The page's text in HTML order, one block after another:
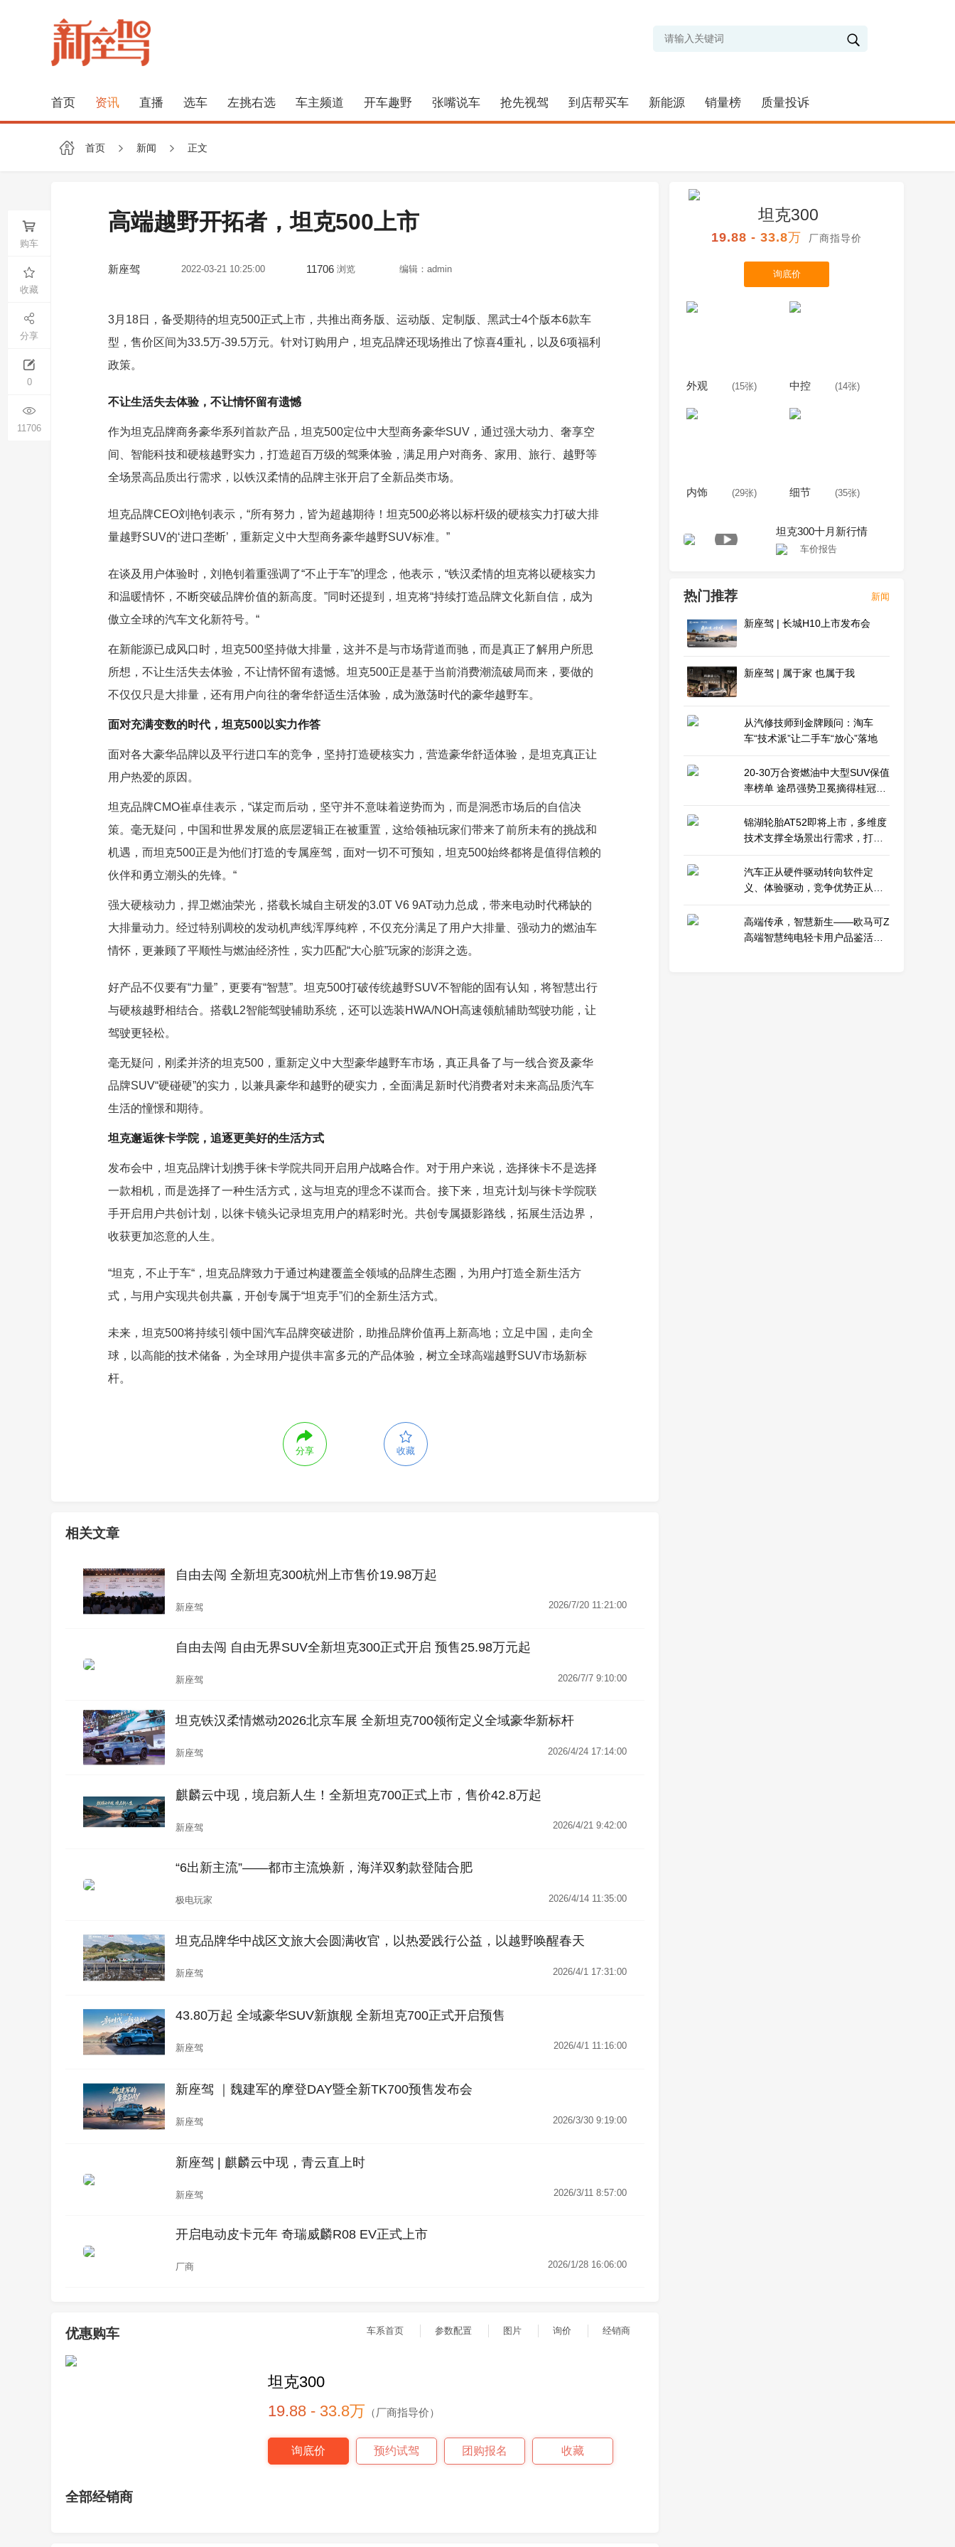
首页 资讯 直播 选车 左挑右选 车主频道 开车趣野 张嘴说车 抢先视驾 到店帮买车 新能源 销量榜 质量投诉
首页 新闻 正文
高端越野开拓者，坦克500上市
新座驾 2022-03-21 10:25:00 11706 浏览 编辑：admin
购车
收藏
分享
0
11706
3月18日，备受期待的坦克500正式上市，共推出商务版、运动版、定制版、黑武士4个版本6款车
型，售价区间为33.5万-39.5万元。针对订购用户，坦克品牌还现场推出了惊喜4重礼，以及6项福利
政策。
不让生活失去体验，不让情怀留有遗憾
作为坦克品牌商务豪华系列首款产品，坦克500定位中大型商务豪华SUV，通过强大动力、奢享空
间、智能科技和硬核越野实力，打造超百万级的驾乘体验，满足用户对商务、家用、旅行、越野等
全场景高品质出行需求，以铁汉柔情的品牌主张开启了全新品类市场。
坦克品牌CEO刘艳钊表示，“所有努力，皆为超越期待！坦克500必将以标杆级的硬核实力打破大排
量越野SUV的‘进口垄断’，重新定义中大型商务豪华越野SUV标准。”
在谈及用户体验时，刘艳钊着重强调了“不止于车”的理念，他表示，“铁汉柔情的坦克将以硬核实力
和温暖情怀，不断突破品牌价值的新高度。”同时还提到，坦克将“持续打造品牌文化新自信，成为
傲立全球的汽车文化新符号。“
在新能源已成风口时，坦克500坚持做大排量，这并不是与市场背道而驰，而是真正了解用户所思
所想，不让生活失去体验，不让情怀留有遗憾。坦克500正是基于当前消费潮流破局而来，要做的
不仅仅只是大排量，还有用户向往的奢华舒适生活体验，成为激荡时代的豪华越野车。
面对充满变数的时代，坦克500以实力作答
面对各大豪华品牌以及平行进口车的竞争，坚持打造硬核实力，营造豪华舒适体验，是坦克真正让
用户热爱的原因。
坦克品牌CMO崔卓佳表示，“谋定而后动，坚守并不意味着逆势而为，而是洞悉市场后的自信决
策。毫无疑问，中国和世界发展的底层逻辑正在被重置，这给领袖玩家们带来了前所未有的挑战和
机遇，而坦克500正是为他们打造的专属座驾，面对一切不可预知，坦克500始终都将是值得信赖的
伙伴和勇立潮头的先锋。“
强大硬核动力，捍卫燃油荣光，搭载长城自主研发的3.0T V6 9AT动力总成，带来电动时代稀缺的
大排量动力。经过特别调校的发动机声线浑厚纯粹，不仅充分满足了用户大排量、强动力的燃油车
情怀，更兼顾了平顺性与燃油经济性，实力匹配“大心脏”玩家的澎湃之选。
好产品不仅要有“力量”，更要有“智慧”。坦克500打破传统越野SUV不智能的固有认知，将智慧出行
与硬核越野相结合。搭载L2智能驾驶辅助系统，还可以选装HWA/NOH高速领航辅助驾驶功能，让
驾驶更轻松。
毫无疑问，刚柔并济的坦克500，重新定义中大型豪华越野车市场，真正具备了与一线合资及豪华
品牌SUV“硬碰硬”的实力，以兼具豪华和越野的硬实力，全面满足新时代消费者对未来高品质汽车
生活的憧憬和期待。
坦克邂逅徕卡学院，追逐更美好的生活方式
发布会中，坦克品牌计划携手徕卡学院共同开启用户战略合作。对于用户来说，选择徕卡不是选择
一款相机，而是选择了一种生活方式，这与坦克的理念不谋而合。接下来，坦克计划与徕卡学院联
手开启用户共创计划，以徕卡镜头记录坦克用户的精彩时光。共创专属摄影路线，拓展生活边界，
收获更加恣意的人生。
“坦克，不止于车“，坦克品牌致力于通过构建覆盖全领域的品牌生态圈，为用户打造全新生活方
式，与用户实现共创共赢，开创专属于“坦克手”们的全新生活方式。
未来，坦克500将持续引领中国汽车品牌突破进阶，助推品牌价值再上新高地；立足中国，走向全
球，以高能的技术储备，为全球用户提供丰富多元的产品体验，树立全球高端越野SUV市场新标
杆。
分享 收藏
相关文章
自由去闯 全新坦克300杭州上市售价19.98万起
新座驾 2026/7/20 11:21:00
自由去闯 自由无界SUV全新坦克300正式开启 预售25.98万元起
新座驾 2026/7/7 9:10:00
坦克铁汉柔情燃动2026北京车展 全新坦克700领衔定义全域豪华新标杆
新座驾 2026/4/24 17:14:00
麒麟云中现，境启新人生！全新坦克700正式上市，售价42.8万起
新座驾 2026/4/21 9:42:00
“6出新主流”——都市主流焕新，海洋双豹款登陆合肥
极电玩家 2026/4/14 11:35:00
坦克品牌华中战区文旅大会圆满收官，以热爱践行公益，以越野唤醒春天
新座驾 2026/4/1 17:31:00
43.80万起 全域豪华SUV新旗舰 全新坦克700正式开启预售
新座驾 2026/4/1 11:16:00
新座驾 ｜魏建军的摩登DAY暨全新TK700预售发布会
新座驾 2026/3/30 9:19:00
新座驾 | 麒麟云中现，青云直上时
新座驾 2026/3/11 8:57:00
开启电动皮卡元年 奇瑞威麟R08 EV正式上市
厂商 2026/1/28 16:06:00
优惠购车 车系首页 参数配置 图片 询价 经销商
坦克300
19.88 - 33.8万 （厂商指导价）
询底价 预约试驾 团购报名 收藏
全部经销商
坦克300
19.88 - 33.8万 厂商指导价
询底价
外观 (15张) 中控 (14张)
内饰 (29张) 细节 (35张)
坦克300十月新行情
车价报告
热门推荐 新闻
新座驾 | 长城H10上市发布会
新座驾 | 属于家 也属于我
从汽修技师到金牌顾问：淘车
车“技术派”让二手车“放心”落地
20-30万合资燃油中大型SUV保值
率榜单 途昂强势卫冕摘得桂冠，
锦湖轮胎AT52即将上市，多维度
技术支撑全场景出行需求，打造
汽车正从硬件驱动转向软件定
义、体验驱动，竞争优势正从硬
高端传承，智慧新生——欧马可Z
高端智慧纯电轻卡用户品鉴活动